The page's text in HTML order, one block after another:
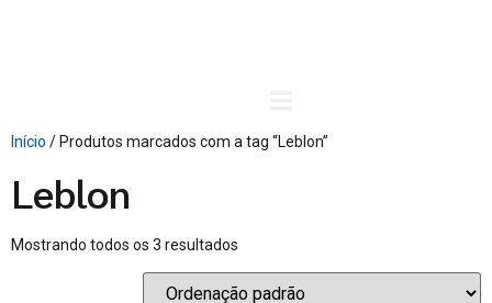
Início / Produtos marcados com a tag “Leblon”
Leblon
Mostrando todos os 3 resultados